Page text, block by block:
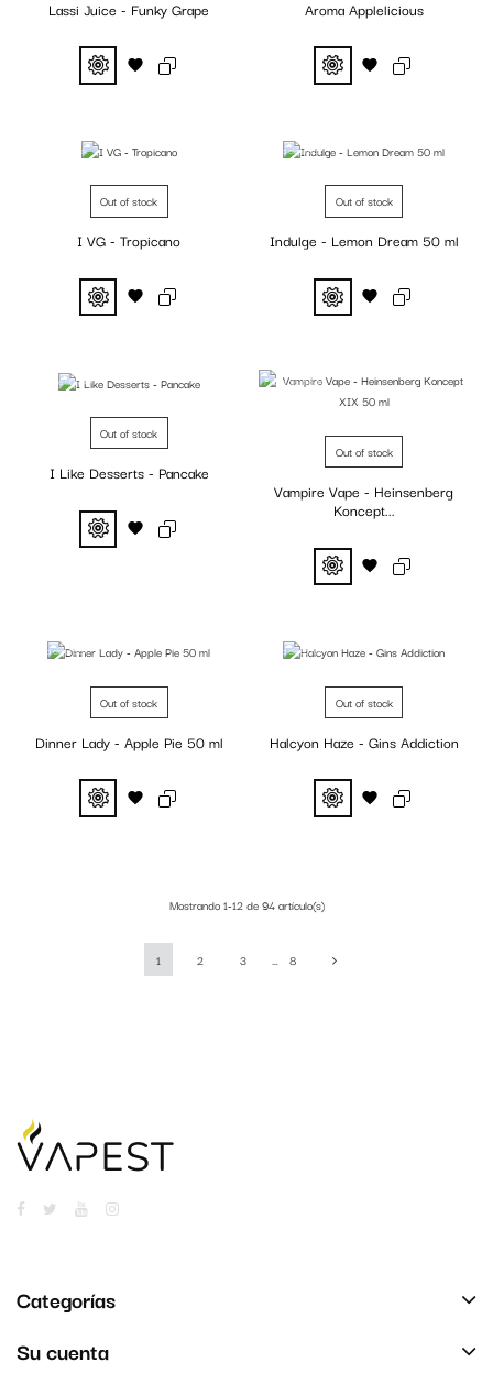
Lassi Juice - Funky Grape Aroma Applelicious
Fuera de stock
Out of stock
I VG - Tropicano
Fuera de stock
Out of stock
Indulge - Lemon Dream 50 ml
Fuera de stock
Out of stock
I Like Desserts - Pancake
Fuera de stock
Out of stock
Vampire Vape - Heinsenberg
Koncept...
Fuera de stock
Out of stock
Dinner Lady - Apple Pie 50 ml
Fuera de stock
Out of stock
Halcyon Haze - Gins Addiction
Mostrando 1-12 de 94 artículo(s)
1 2 3 … 8
Categorías
Su cuenta